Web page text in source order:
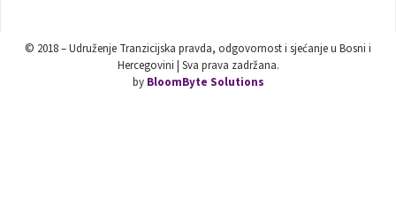
© 2018 – Udruženje Tranzicijska pravda, odgovornost i sjećanje u Bosni i
Hercegovini | Sva prava zadržana.
by BloomByte Solutions